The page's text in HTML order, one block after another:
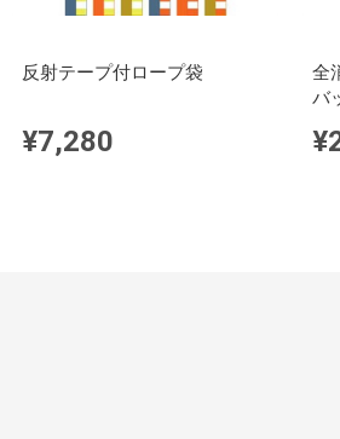
反射テープ付ロープ袋
¥7,280
全
バ